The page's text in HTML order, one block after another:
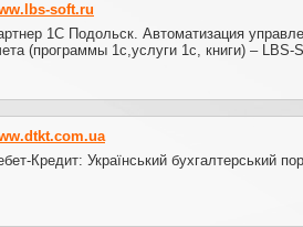
soft.ru
1С Подольск. Автоматизация
(программы 1с,услуги 1с, книги) – LBS-
Кредит: Український бухгалтерський